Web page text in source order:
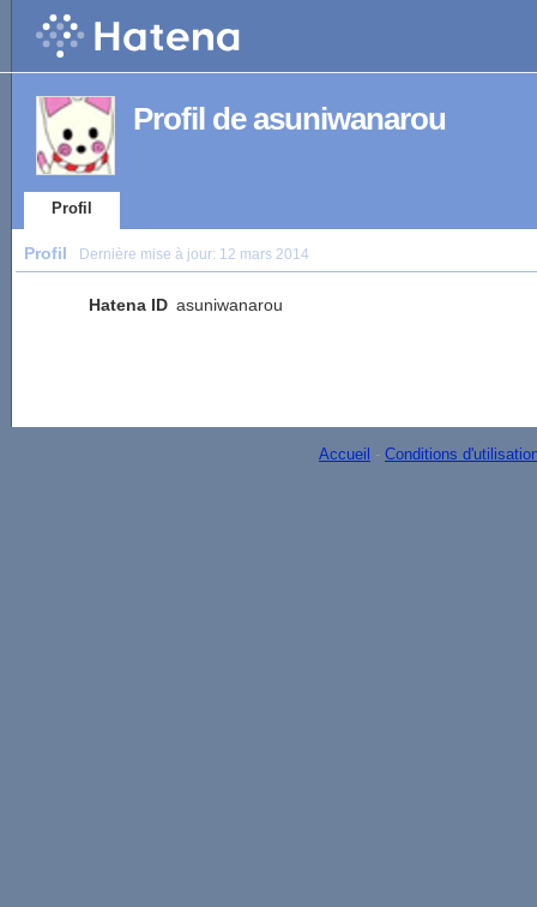
Profil de asuniwanarou
Profil
Profil Dernière mise à jour: 12 mars 2014
Hatena ID asuniwanarou
Accueil - Conditions